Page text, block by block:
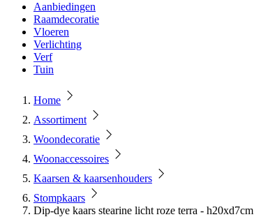
Aanbiedingen
Raamdecoratie
Vloeren
Verlichting
Verf
Tuin
Home
Assortiment
Woondecoratie
Woonaccessoires
Kaarsen & kaarsenhouders
Stompkaars
Dip-dye kaars stearine licht roze terra - h20xd7cm